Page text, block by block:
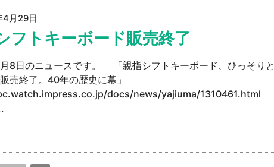
4月29日
フトキーボード販売終了
8日のニュースです。 「親指シフトキーボード、ひっそりと
売終了。40年の歴史に幕」
docs/news/yajiuma/1310461.html